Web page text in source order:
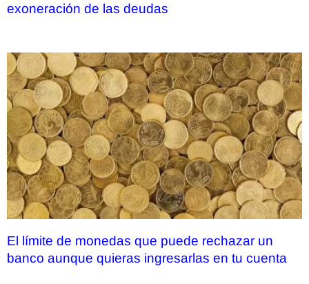
exoneración de las deudas
El límite de monedas que puede rechazar un
banco aunque quieras ingresarlas en tu cuenta